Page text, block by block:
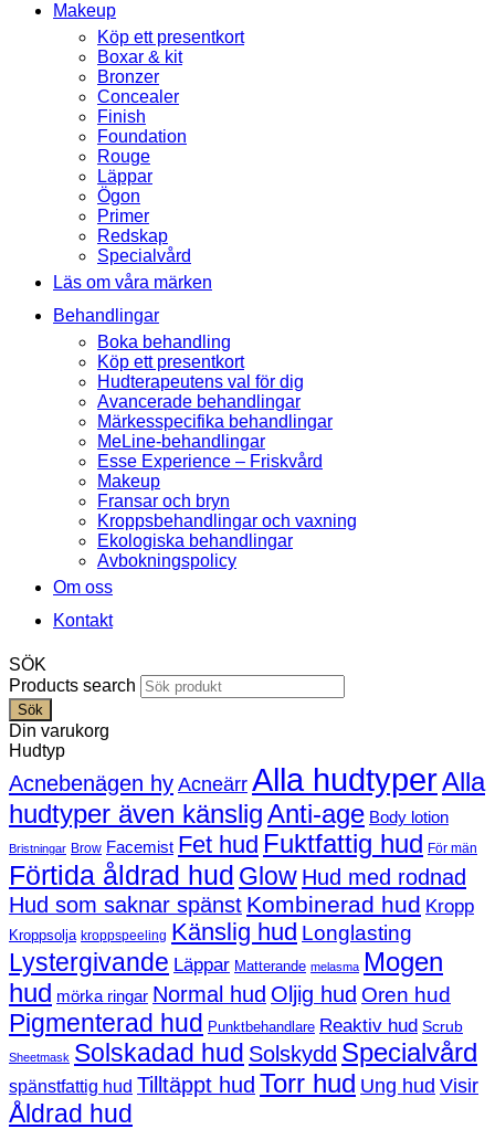
Makeup
Köp ett presentkort
Boxar & kit
Bronzer
Concealer
Finish
Foundation
Rouge
Läppar
Ögon
Primer
Redskap
Specialvård
Läs om våra märken
Behandlingar
Boka behandling
Köp ett presentkort
Hudterapeutens val för dig
Avancerade behandlingar
Märkesspecifika behandlingar
MeLine-behandlingar
Esse Experience – Friskvård
Makeup
Fransar och bryn
Kroppsbehandlingar och vaxning
Ekologiska behandlingar
Avbokningspolicy
Om oss
Kontakt
SÖK
Products search
Sök
Din varukorg
Hudtyp
Acnebenägen hy Acneärr Alla hudtyperAlla
hudtyper även känsligAnti-age Body lotion
Bristningar Brow Facemist Fet hud Fuktfattig hud För män
Förtida åldrad hud Glow Hud med rodnad
Hud som saknar spänst Kombinerad hud Kropp
Kroppsolja kroppspeeling Känslig hud Longlasting
Lystergivande Läppar Matterande melasma Mogen
hud mörka ringar Normal hud Oljig hud Oren hud
Pigmenterad hud Punktbehandlare Reaktiv hud Scrub
Sheetmask Solskadad hud Solskydd Specialvård
spänstfattig hud Tilltäppt hud Torr hud Ung hud Visir
Åldrad hud